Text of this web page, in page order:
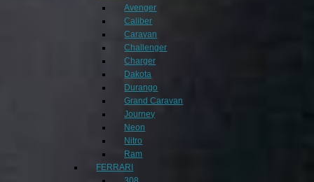
Avenger
Caliber
Caravan
Challenger
Charger
Dakota
Durango
Grand Caravan
Journey
Neon
Nitro
Ram
FERRARI
308